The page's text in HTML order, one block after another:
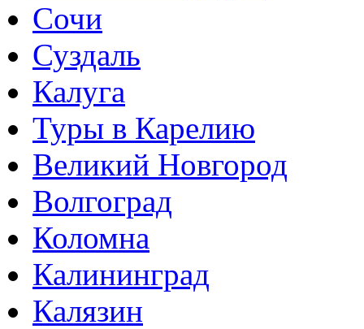
Сочи
Суздаль
Калуга
Туры в Карелию
Великий Новгород
Волгоград
Коломна
Калининград
Калязин